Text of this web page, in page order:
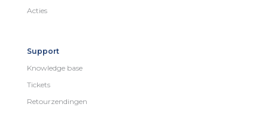
Acties
Support
Knowledge base
Tickets
Retourzendingen